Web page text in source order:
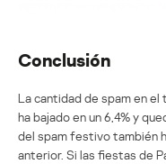
Conclusión
La cantidad de spam en
ha bajado en un 6,4% y
del spam festivo también
anterior. Si las fiestas de